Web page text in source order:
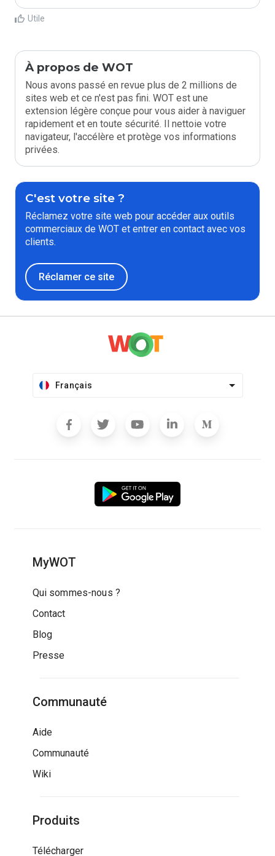
Utile
À propos de WOT
Nous avons passé en revue plus de 2 millions de
sites web et ce n'est pas fini. WOT est une
extension légère conçue pour vous aider à naviguer
rapidement et en toute sécurité. Il nettoie votre
navigateur, l'accélère et protège vos informations
privées.
C'est votre site ?
Réclamez votre site web pour accéder aux outils
commerciaux de WOT et entrer en contact avec vos
clients.
Réclamer ce site
Français
MyWOT
Qui sommes-nous ?
Contact
Blog
Presse
Communauté
Aide
Communauté
Wiki
Produits
Télécharger